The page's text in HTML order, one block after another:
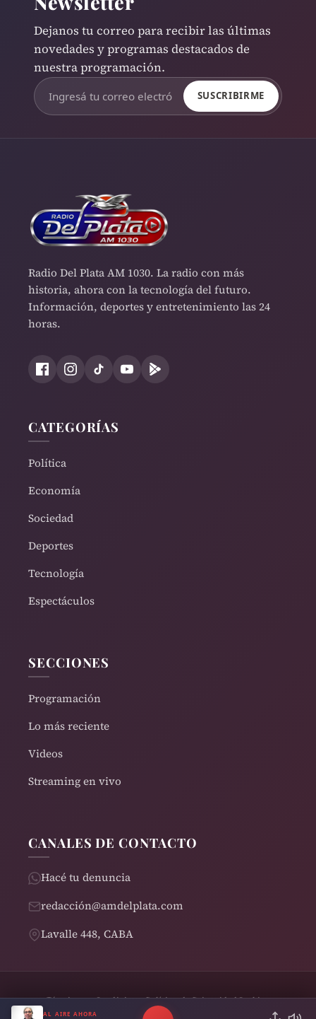
Dejanos tu correo para recibir las últimas
novedades y programas destacados de
nuestra programación.
SUSCRIBIRME
Radio Del Plata AM 1030. La radio con más
historia, ahora con la tecnología del futuro.
Información, deportes y entretenimiento las 24
horas.
CATEGORÍAS
Política
Economía
Sociedad
Deportes
Tecnología
Espectáculos
SECCIONES
Programación
Lo más reciente
Videos
Streaming en vivo
CANALES DE CONTACTO
Hacé tu denuncia
redacción@amdelplata.com
Lavalle 448, CABA
Términos y CondicionesPolítica de PrivacidadCookies
© 2026 AM del Plata 1030 | Design by
AL AIRE AHORA